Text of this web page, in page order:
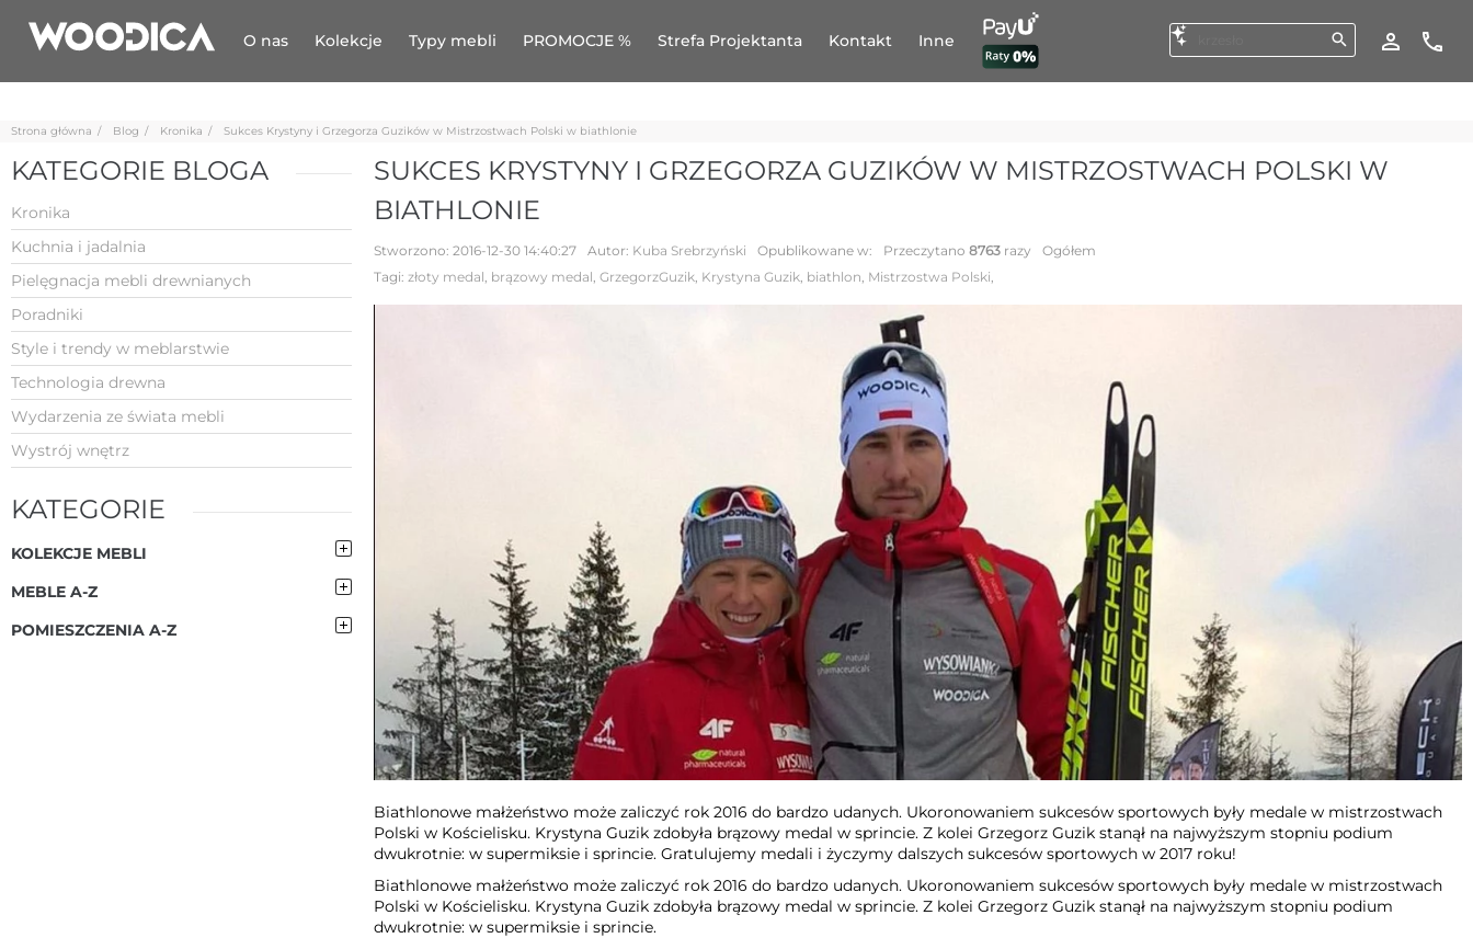
O nas Kolekcje Typy mebli PROMOCJE % Strefa Projektanta Kontakt Inne
Strona główna Blog Kronika Sukces Krystyny i Grzegorza Guzików w Mistrzostwach Polski w biathlonie
KATEGORIE BLOGA
Kronika
Kuchnia i jadalnia
Pielęgnacja mebli drewnianych
Poradniki
Style i trendy w meblarstwie
Technologia drewna
Wydarzenia ze świata mebli
Wystrój wnętrz
KATEGORIE
KOLEKCJE MEBLI
MEBLE A-Z
POMIESZCZENIA A-Z
SUKCES KRYSTYNY I GRZEGORZA GUZIKÓW W MISTRZOSTWACH POLSKI W
BIATHLONIE
Stworzono: 2016-12-30 14:40:27 Autor: Kuba Srebrzyński Opublikowane w: Przeczytano 8763 razy
Ogółem
Tagi: złoty medal, brązowy medal, GrzegorzGuzik, Krystyna Guzik, biathlon, Mistrzostwa Polski,
Biathlonowe małżeństwo może zaliczyć rok 2016 do bardzo udanych. Ukoronowaniem sukcesów sportowych były medale w mistrzostwach
Polski w Kościelisku. Krystyna Guzik zdobyła brązowy medal w sprincie. Z kolei Grzegorz Guzik stanął na najwyższym stopniu podium
dwukrotnie: w supermiksie i sprincie. Gratulujemy medali i życzymy dalszych sukcesów sportowych w 2017 roku!
Biathlonowe małżeństwo może zaliczyć rok 2016 do bardzo udanych. Ukoronowaniem sukcesów sportowych były medale w mistrzostwach
Polski w Kościelisku. Krystyna Guzik zdobyła brązowy medal w sprincie. Z kolei Grzegorz Guzik stanął na najwyższym stopniu podium
dwukrotnie: w supermiksie i sprincie.